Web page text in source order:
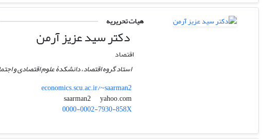
هیات تحریریه
دکتر سید عزیز آرمن
اقتصاد
استاد گروه اقتصاد، دانشکدۀ علوم اقتصادی و
economics.scu.ac.ir/~saarman2
saarman2
yahoo.com
0000-0002-7930-858X